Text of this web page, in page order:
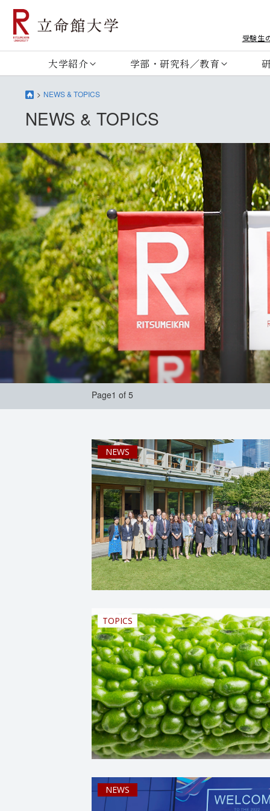
受験生
大学紹介 学部・研究科／教育
NEWS & TOPICS
NEWS & TOPICS
Page1 of 5
NEWS
TOPICS
NEWS